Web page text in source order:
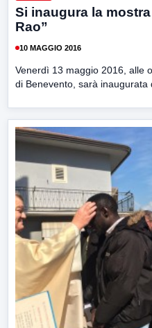
Si inaugura la
Rao”
10 MAGGIO 2016
Venerdì 13 maggio 2016, alle
di Benevento, sarà inaugurata